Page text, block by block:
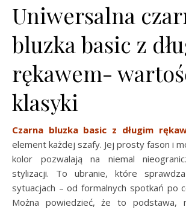
Uniwersalna
bluzka basic z
rękawem-
klasyki
Czarna bluzka basic z długim
element każdej szafy. Jej prosty fason i
kolor pozwalają na niemal
stylizacji. To ubranie, które
sytuacjach – od formalnych spotkań po
Można powiedzieć, że to podstawa,